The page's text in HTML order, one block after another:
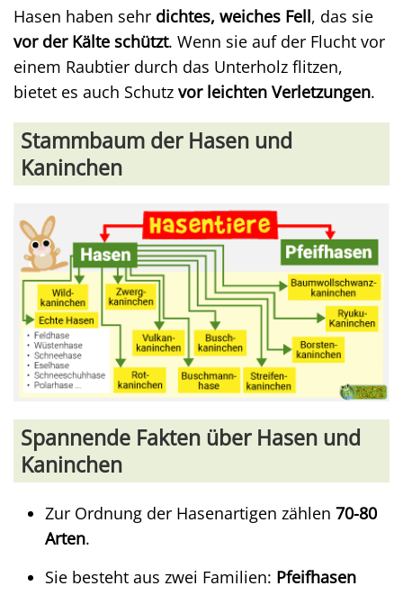
Hasen haben sehr dichtes, weiches Fell, das sie
vor der Kälte schützt. Wenn sie auf der Flucht vor
einem Raubtier durch das Unterholz flitzen,
bietet es auch Schutz vor leichten Verletzungen.
Stammbaum der Hasen und
Kaninchen
Spannende Fakten über Hasen und
Kaninchen
Zur Ordnung der Hasenartigen zählen 70-80
Arten.
Sie besteht aus zwei Familien: Pfeifhasen